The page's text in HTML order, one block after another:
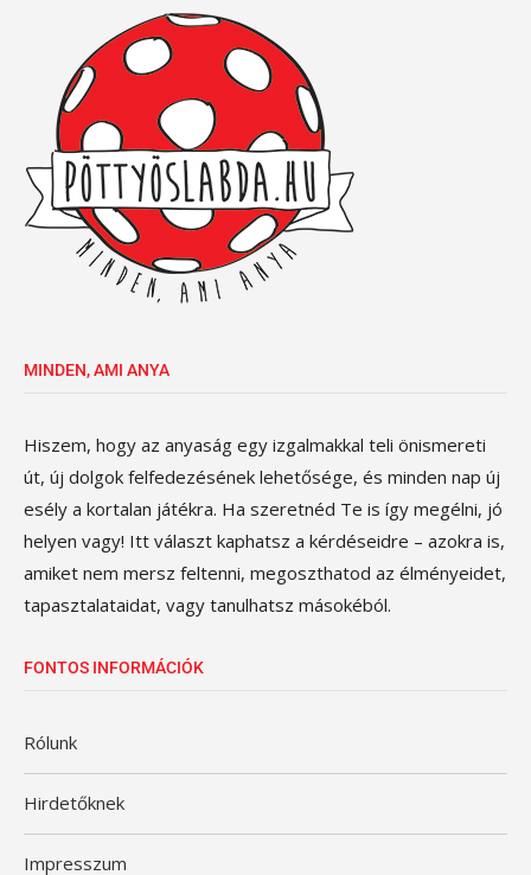
MINDEN, AMI ANYA
Hiszem, hogy az anyaság egy izgalmakkal teli önismereti
út, új dolgok felfedezésének lehetősége, és minden nap új
esély a kortalan játékra. Ha szeretnéd Te is így megélni, jó
helyen vagy! Itt választ kaphatsz a kérdéseidre – azokra is,
amiket nem mersz feltenni, megoszthatod az élményeidet,
tapasztalataidat, vagy tanulhatsz másokéból.
FONTOS INFORMÁCIÓK
Rólunk
Hirdetőknek
Impresszum